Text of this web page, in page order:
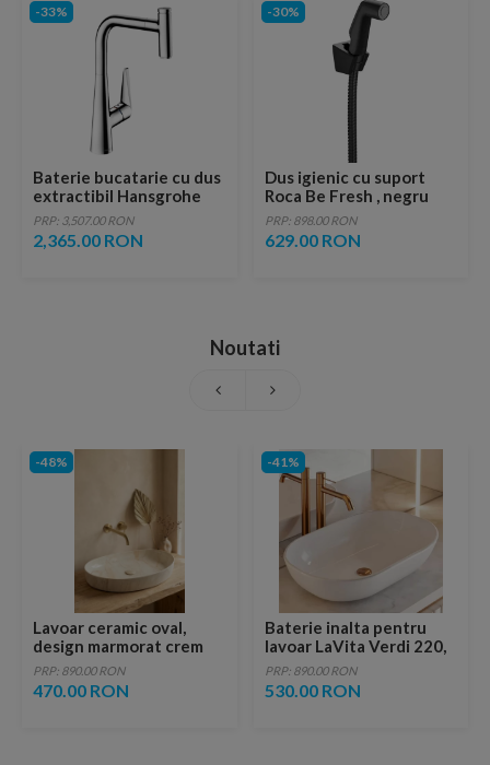
-33%
Baterie bucatarie cu dus
extractibil Hansgrohe
Talis Select M51 300 1
functie crom lucios
PRP: 3,507.00 RON
2,365.00 RON
-30%
Dus igienic cu suport
Roca Be Fresh , negru
(brushed titanium black)
PRP: 898.00 RON
629.00 RON
Noutati
-48%
Lavoar ceramic oval,
design marmorat crem
lucios cu vene aurii,
ventil inclus
PRP: 890.00 RON
470.00 RON
-41%
Baterie inalta pentru
lavoar LaVita Verdi 220,
fara ventil, brushed
copper
PRP: 890.00 RON
530.00 RON